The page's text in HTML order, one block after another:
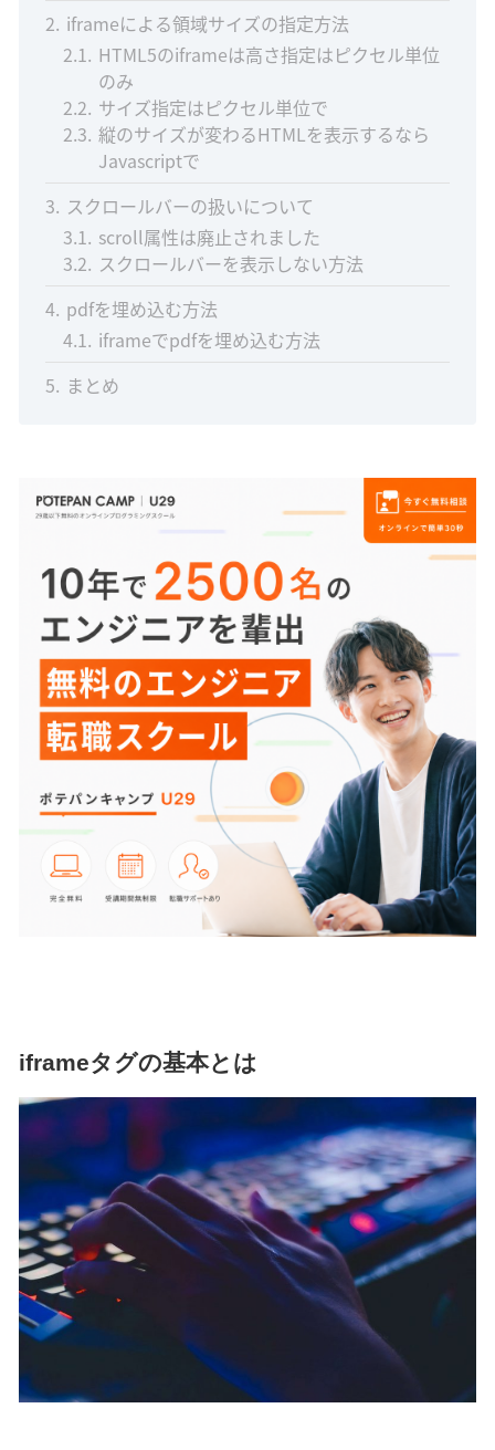
2 iframeによる領域サイズの指定方法
2.1 HTML5のiframeは高さ指定はピクセル単位
のみ
2.2 サイズ指定はピクセル単位で
2.3 縦のサイズが変わるHTMLを表示するなら
Javascriptで
3 スクロールバーの扱いについて
3.1 scroll属性は廃止されました
3.2 スクロールバーを表示しない方法
4 pdfを埋め込む方法
4.1 iframeでpdfを埋め込む方法
5 まとめ
iframeタグの基本とは